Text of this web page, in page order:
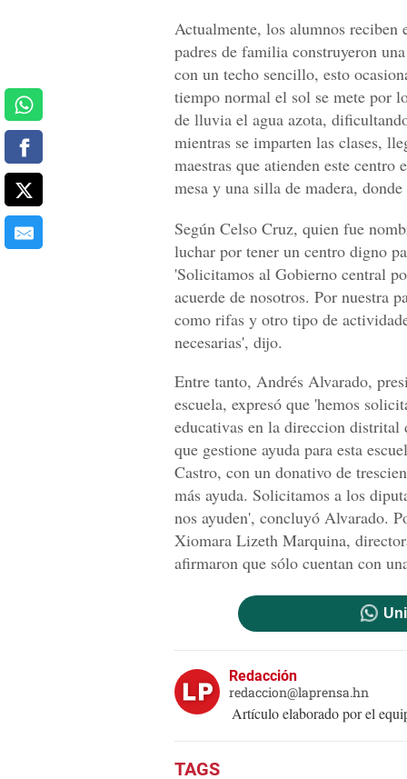
Actualmente, los alumnos reciben
padres de familia construyeron
con un techo sencillo, esto
tiempo normal el sol se mete por
de lluvia el agua azota,
mientras se imparten las clases,
maestras que atienden este
mesa y una silla de madera,
Según Celso Cruz, quien fue
luchar por tener un centro digno
'Solicitamos al Gobierno central
acuerde de nosotros. Por nuestra
como rifas y otro tipo de
necesarias', dijo.
Entre tanto, Andrés Alvarado,
escuela, expresó que 'hemos
educativas en la direccion
que gestione ayuda para esta
Castro, con un donativo de
más ayuda. Solicitamos a los
nos ayuden', concluyó Alvarado.
Xiomara Lizeth Marquina,
afirmaron que sólo cuentan con
Redacción
redaccion@laprensa.hn
Artículo elaborado por el